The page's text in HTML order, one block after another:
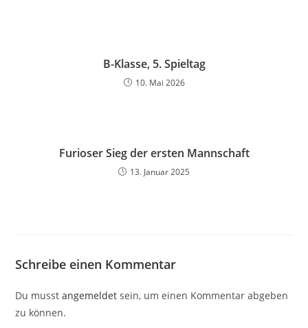
B-Klasse, 5. Spieltag
10. Mai 2026
Furioser Sieg der ersten Mannschaft
13. Januar 2025
Schreibe einen Kommentar
Du musstangemeldet sein, um einen Kommentar abgeben
zu können.